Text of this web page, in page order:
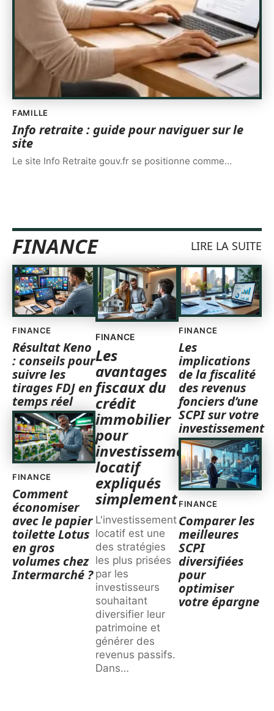
FAMILLE
Info retraite : guide pour naviguer sur le
site
Le site Info Retraite gouv.fr se positionne comme…
FINANCE LIRE LA SUITE
FINANCE
Résultat Keno
: conseils pour
suivre les
tirages FDJ en
temps réel
FINANCE
Comment
économiser
avec le papier
toilette Lotus
en gros
volumes chez
Intermarché ?
FINANCE
Les
avantages
fiscaux du
crédit
immobilier
pour
investissement
locatif
expliqués
simplement
L'investissement
locatif est une
des stratégies
les plus prisées
par les
investisseurs
souhaitant
diversifier leur
patrimoine et
générer des
revenus passifs.
Dans…
FINANCE
Les
implications
de la fiscalité
des revenus
fonciers d’une
SCPI sur votre
investissement
FINANCE
Comparer les
meilleures
SCPI
diversifiées
pour
optimiser
votre épargne